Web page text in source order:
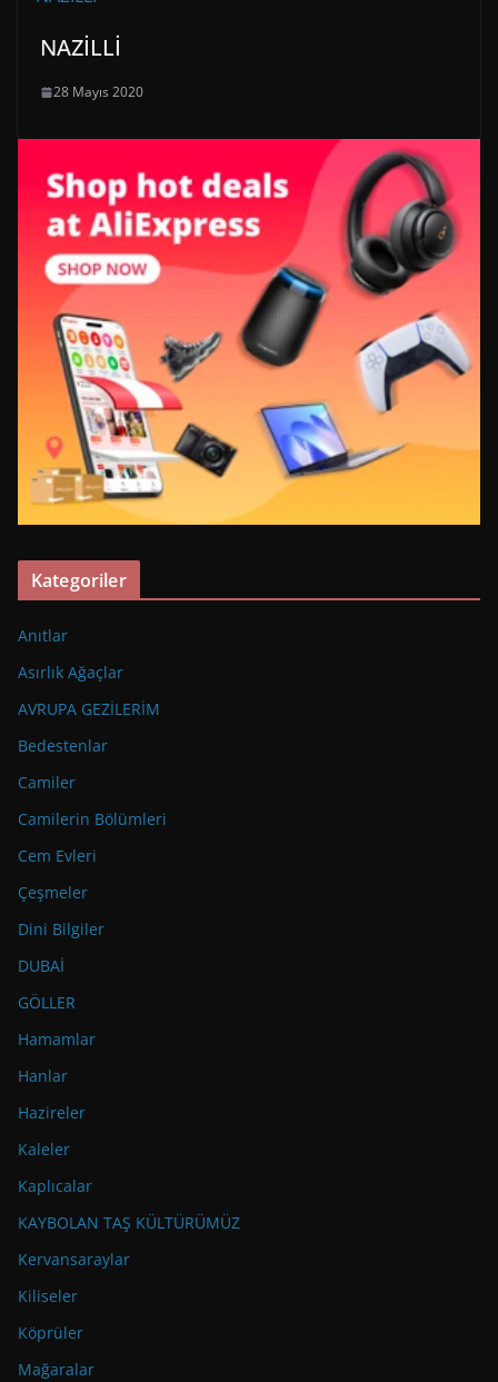
NAZİLLİ
28 Mayıs 2020
Kategoriler
Anıtlar
Asırlık Ağaçlar
AVRUPA GEZİLERİM
Bedestenlar
Camiler
Camilerin Bölümleri
Cem Evleri
Çeşmeler
Dini Bilgiler
DUBAİ
GÖLLER
Hamamlar
Hanlar
Hazireler
Kaleler
Kaplıcalar
KAYBOLAN TAŞ KÜLTÜRÜMÜZ
Kervansaraylar
Kiliseler
Köprüler
Mağaralar